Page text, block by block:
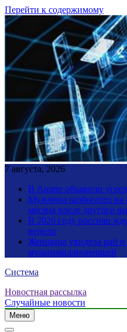
Перейти к содержимому
7 августа, 2026
В Анапе объявили
Мужчина разбогател на
месяца после другого
В 2026 году россиян
недели
Женщина увидела рай и
мультимиллионершей
Система
Новостная рассылка
Случайные новости
Меню